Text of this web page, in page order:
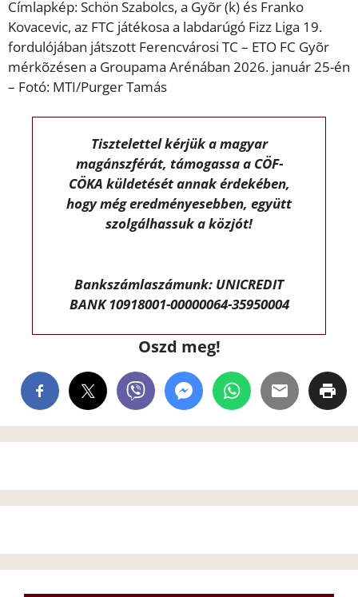
Címlapkép: Schön Szabolcs, a Gyõr (k) és Franko
Kovacevic, az FTC játékosa a labdarúgó Fizz Liga 19.
fordulójában játszott Ferencvárosi TC – ETO FC Gyõr
mérkõzésen a Groupama Arénában 2026. január 25-én
– Fotó: MTI/Purger Tamás
Tisztelettel kérjük a magyar
magánszférát, támogassa a CÖF-
CÖKA küldetését annak érdekében,
hogy még eredményesebben, együtt
szolgálhassuk a közjót!
Bankszámlaszámunk: UNICREDIT
BANK 10918001-00000064-35950004
Oszd meg!